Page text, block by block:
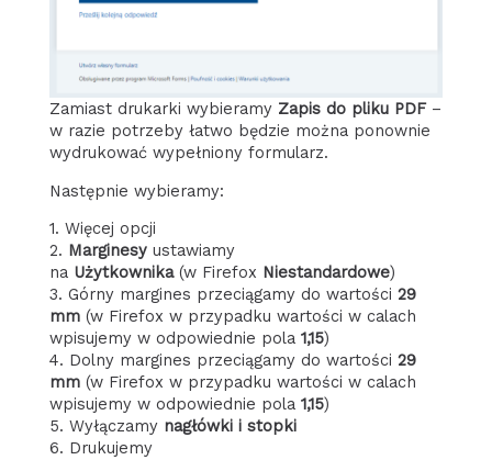
Zamiast drukarki wybieramy Zapis do pliku PDF–
w razie potrzeby łatwo będzie można ponownie
wydrukować wypełniony formularz.
Następnie wybieramy:
1. Więcej opcji
2. Marginesyustawiamy
na Użytkownika(w Firefox Niestandardowe)
3. Górny margines przeciągamy do wartości 29
mm(w Firefox w przypadku wartości w calach
wpisujemy w odpowiednie pola 1,15)
4. Dolny margines przeciągamy do wartości 29
mm(w Firefox w przypadku wartości w calach
wpisujemy w odpowiednie pola 1,15)
5. Wyłączamynagłówki i stopki
6. Drukujemy